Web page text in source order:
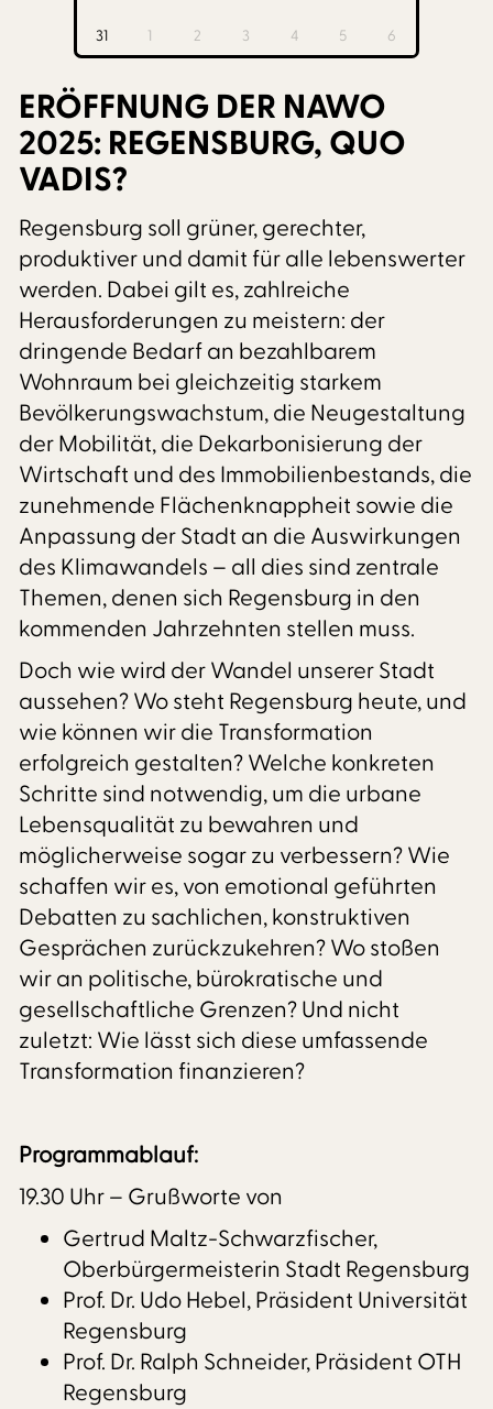
31 1 2 3 4 5 6
ERÖFFNUNG DER NAWO
2025: REGENSBURG, QUO
VADIS?
Regensburg soll grüner, gerechter,
produktiver und damit für alle lebenswerter
werden. Dabei gilt es, zahlreiche
Herausforderungen zu meistern: der
dringende Bedarf an bezahlbarem
Wohnraum bei gleichzeitig starkem
Bevölkerungswachstum, die Neugestaltung
der Mobilität, die Dekarbonisierung der
Wirtschaft und des Immobilienbestands, die
zunehmende Flächenknappheit sowie die
Anpassung der Stadt an die Auswirkungen
des Klimawandels – all dies sind zentrale
Themen, denen sich Regensburg in den
kommenden Jahrzehnten stellen muss.
Doch wie wird der Wandel unserer Stadt
aussehen? Wo steht Regensburg heute, und
wie können wir die Transformation
erfolgreich gestalten? Welche konkreten
Schritte sind notwendig, um die urbane
Lebensqualität zu bewahren und
möglicherweise sogar zu verbessern? Wie
schaffen wir es, von emotional geführten
Debatten zu sachlichen, konstruktiven
Gesprächen zurückzukehren? Wo stoßen
wir an politische, bürokratische und
gesellschaftliche Grenzen? Und nicht
zuletzt: Wie lässt sich diese umfassende
Transformation finanzieren?
Programmablauf:
19.30 Uhr – Grußworte von
Gertrud Maltz-Schwarzfischer,
Oberbürgermeisterin Stadt Regensburg
Prof. Dr. Udo Hebel, Präsident Universität
Regensburg
Prof. Dr. Ralph Schneider, Präsident OTH
Regensburg